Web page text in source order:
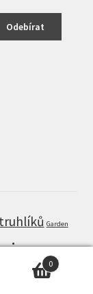
Garden
Jiffy
0